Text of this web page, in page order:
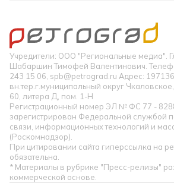
Учредители: ООО "Региональные медиа".
Шабаршин Тимофей Валентинович.
243 15 06, spb@petrograd.ru Адрес:
вн.тер.г.муниципальный округ
60, литера Д, пом. 1-Н
Регистрационный номер ЭЛ № ФС 77 -
зарегистрирован Федеральной службой
связи, информационных технологий и
(Роскомнадзор).
При цитировании сайта гиперссылка на
обязательна.
* Материалы в рубрике "Пресс-релизы"
коммерческой основе.